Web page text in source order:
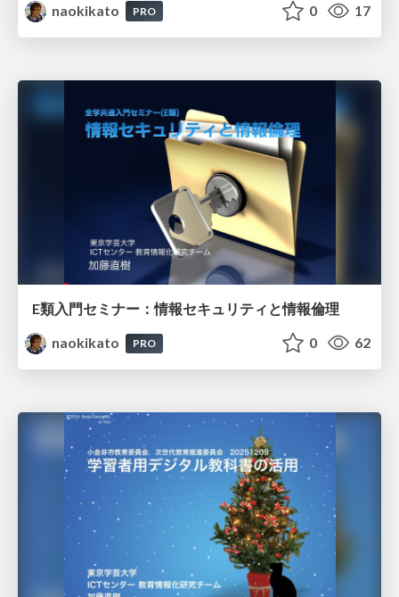
naokikato
PRO 0 17
E類入門セミナー：情報セキュリティと情報倫理
naokikato
PRO 0 62